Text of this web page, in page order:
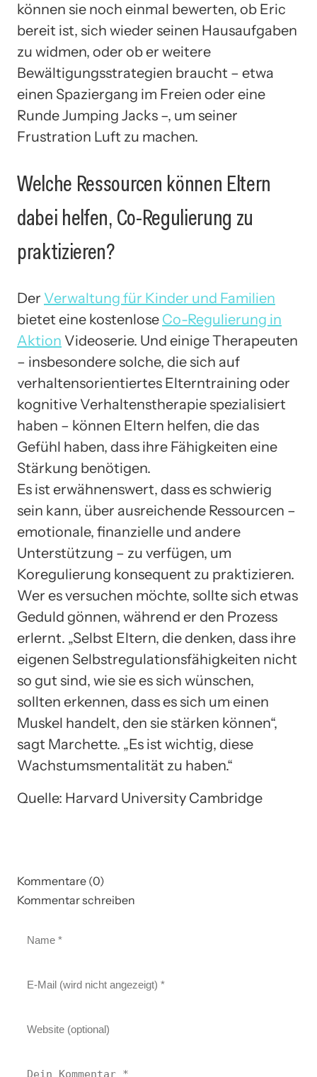
können sie noch einmal bewerten, ob Eric
bereit ist, sich wieder seinen Hausaufgaben
zu widmen, oder ob er weitere
Bewältigungsstrategien braucht – etwa
einen Spaziergang im Freien oder eine
Runde Jumping Jacks –, um seiner
Frustration Luft zu machen.
Welche Ressourcen können Eltern
dabei helfen, Co-Regulierung zu
praktizieren?
Der Verwaltung für Kinder und Familien
bietet eine kostenlose Co-Regulierung in
Aktion Videoserie. Und einige Therapeuten
– insbesondere solche, die sich auf
verhaltensorientiertes Elterntraining oder
kognitive Verhaltenstherapie spezialisiert
haben – können Eltern helfen, die das
Gefühl haben, dass ihre Fähigkeiten eine
Stärkung benötigen.
Es ist erwähnenswert, dass es schwierig
sein kann, über ausreichende Ressourcen –
emotionale, finanzielle und andere
Unterstützung – zu verfügen, um
Koregulierung konsequent zu praktizieren.
Wer es versuchen möchte, sollte sich etwas
Geduld gönnen, während er den Prozess
erlernt. „Selbst Eltern, die denken, dass ihre
eigenen Selbstregulationsfähigkeiten nicht
so gut sind, wie sie es sich wünschen,
sollten erkennen, dass es sich um einen
Muskel handelt, den sie stärken können“,
sagt Marchette. „Es ist wichtig, diese
Wachstumsmentalität zu haben.“
Quelle: Harvard University Cambridge
Kommentare (0)
Kommentar schreiben